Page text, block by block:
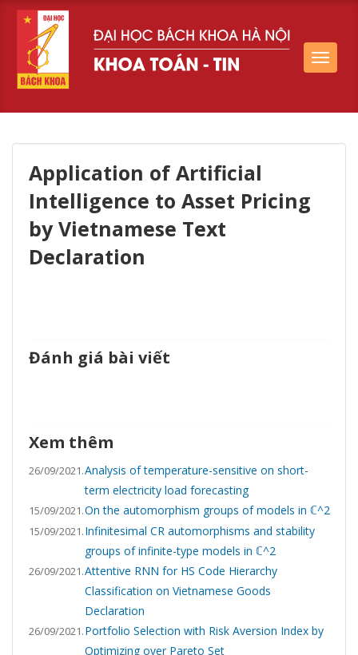
Toggle
Application of Artificial
Intelligence to Asset Pricing
by Vietnamese Text
Declaration
Đánh giá bài viết
Xem thêm
26/09/2021.Analysis of temperature-sensitive on short-
term electricity load forecasting
15/09/2021.On the automorphism groups of models in ℂ^2
15/09/2021.Infinitesimal CR automorphisms and stability
groups of infinite-type models in ℂ^2
26/09/2021.Attentive RNN for HS Code Hierarchy
Classification on Vietnamese Goods
Declaration
26/09/2021.Portfolio Selection with Risk Aversion Index by
Optimizing over Pareto Set